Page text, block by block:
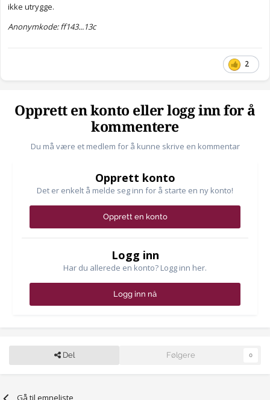
ikke utrygge.
Anonymkode: ff143...13c
2
Opprett en konto eller logg inn for å
kommentere
Du må være et medlem for å kunne skrive en kommentar
Opprett konto
Det er enkelt å melde seg inn for å starte en ny konto!
Opprett en konto
Logg inn
Har du allerede en konto? Logg inn her.
Logg inn nå
Del Følgere 0
Gå til emneliste